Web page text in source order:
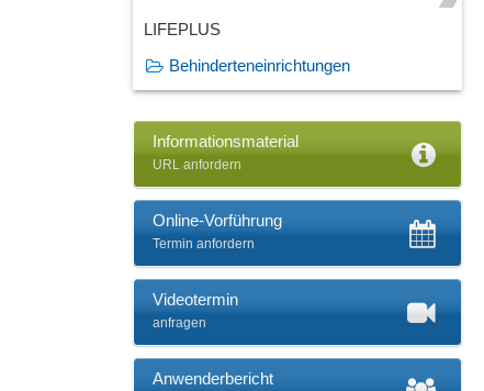
LIFEPLUS
Behinderteneinrichtungen
Informationsmaterial
URL anfordern
Online-Vorführung
Termin anfordern
Videotermin
anfragen
Anwenderbericht